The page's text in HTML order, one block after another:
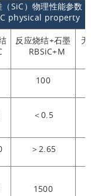
（SiC）物理性能参数
physical property
反应烧结+石墨
RBSiC+M
100
＜0.5
＞2.65
1500